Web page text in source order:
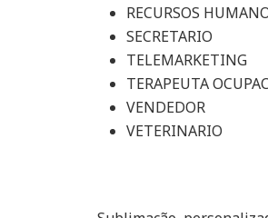
RECURSOS
SECRETARIO
TELEMARKETING
TERAPEUTA
VENDEDOR
VETERINARIO